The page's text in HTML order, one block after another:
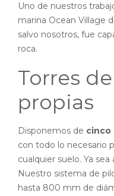
Uno de nuestros
marina Ocean Village
salvo nosotros, fue
roca.
Torres
propias
Disponemos de cinco
con todo lo necesario
cualquier suelo. Ya
Nuestro sistema de
hasta 800 mm de